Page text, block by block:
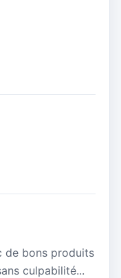
de bons produits
culpabilité...